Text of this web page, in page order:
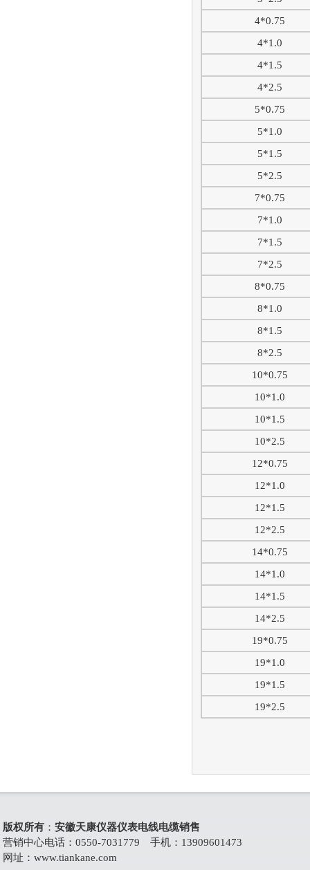
4*0.75
4*1.0
4*1.5
4*2.5
5*0.75
5*1.0
5*1.5
5*2.5
7*0.75
7*1.0
7*1.5
7*2.5
8*0.75
8*1.0
8*1.5
8*2.5
10*0.75
10*1.0
10*1.5
10*2.5
12*0.75
12*1.0
12*1.5
12*2.5
14*0.75
14*1.0
14*1.5
14*2.5
19*0.75
19*1.0
19*1.5
19*2.5
版权所有 ： 安徽天康仪器仪表电线电缆销售
营销中心电话：0550-7031779 手机：13909601473
网址： www.tiankane.com